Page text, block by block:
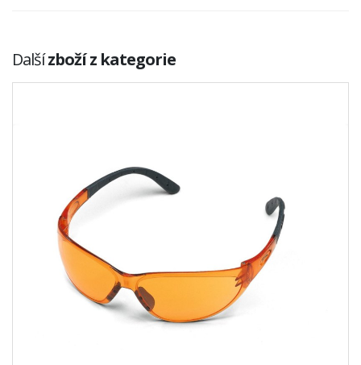
Dalšízboží z kategorie